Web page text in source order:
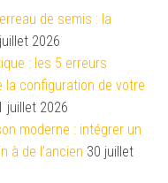
de semis : la
2026
: les 5 erreurs
la configuration de votre
juillet 2026
moderne : intégrer un
à de l’ancien 30 juillet